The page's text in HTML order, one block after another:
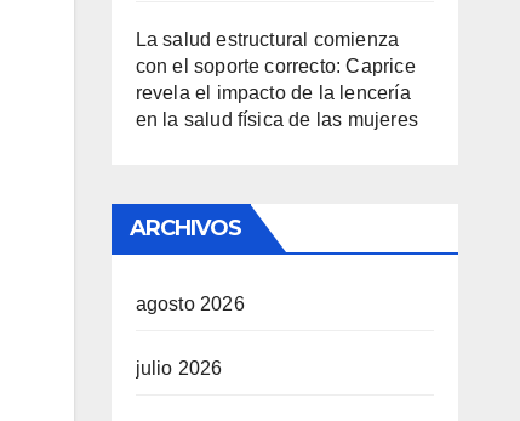
La salud estructural comienza
con el soporte correcto: Caprice
revela el impacto de la lencería
en la salud física de las mujeres
ARCHIVOS
agosto 2026
julio 2026